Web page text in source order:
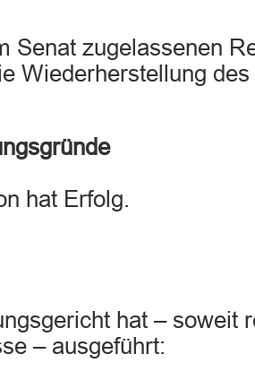
Senat zugelassenen
Wiederherstellung
hat Erfolg.
hat – soweit
– ausgeführt: